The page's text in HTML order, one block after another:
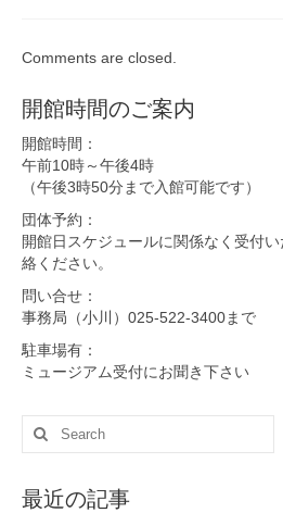
Comments are closed.
開館時間のご案内
開館時間：
午前10時～午後4時
（午後3時50分まで入館可能です）
団体予約：
開館日スケジュールに関係なく受付
絡ください。
問い合せ：
事務局（小川）025-522-3400まで
駐車場有：
ミュージアム受付にお聞き下さい
Search
for:
最近の記事